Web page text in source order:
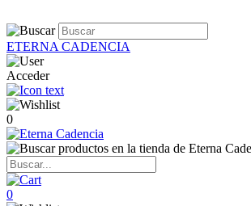
ETERNA CADENCIA
Acceder
0
0